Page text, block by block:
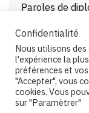
Paroles de
Journée
et juridiques –
Confidentialité
Nous utilisons
l'expérience la
préférences et
"Accepter", vous
cookies. Vous
sur "Paramètrer"